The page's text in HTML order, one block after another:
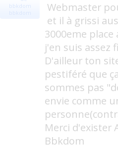
bbkdom
Webmaster
et il à grissi
3000eme
j'en suis assez
D'ailleur ton
pestiféré que
sommes pas
envie comme
Merci d'exister
Bbkdom